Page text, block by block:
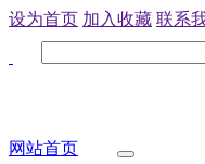
设为首页 加入收藏 联系
网站首页